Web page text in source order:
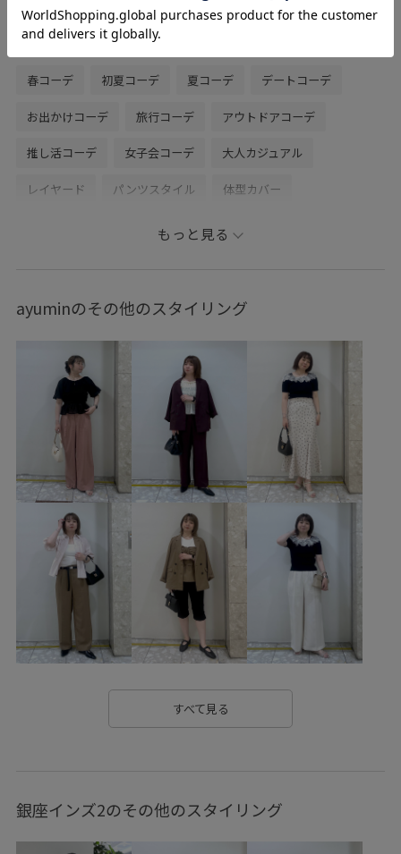
関連タグ
春コーデ 初夏コーデ 夏コーデ デートコーデ
お出かけコーデ 旅行コーデ アウトドアコーデ
推し活コーデ 女子会コーデ 大人カジュアル
レイヤード パンツスタイル 体型カバー
シンプルコーデ
もっと見る
ayuminのその他のスタイリング
すべて見る
銀座インズ2のその他のスタイリング